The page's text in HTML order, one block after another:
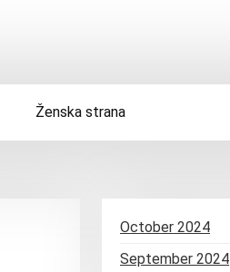
Ženska strana
October 2024
September 2024